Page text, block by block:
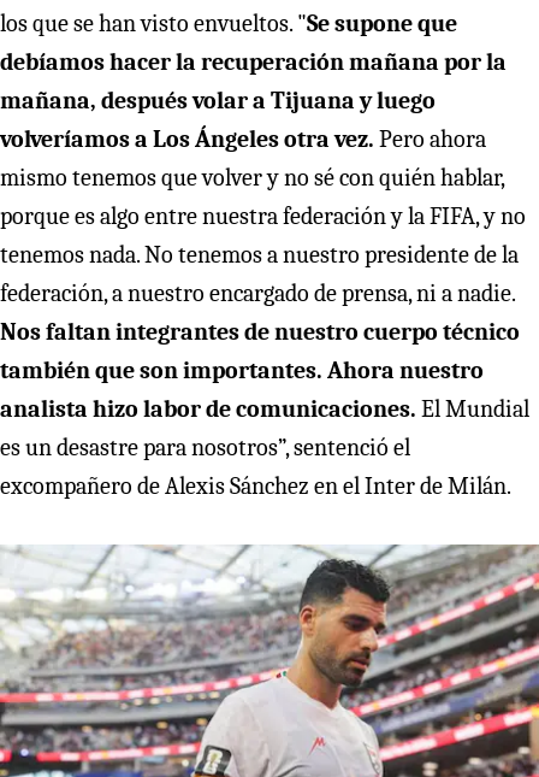
los que se han visto envueltos. "Se supone que
debíamos hacer la recuperación mañana por la
mañana, después volar a Tijuana y luego
volveríamos a Los Ángeles otra vez. Pero ahora
mismo tenemos que volver y no sé con quién hablar,
porque es algo entre nuestra federación y la FIFA, y no
tenemos nada. No tenemos a nuestro presidente de la
federación, a nuestro encargado de prensa, ni a nadie.
Nos faltan integrantes de nuestro cuerpo técnico
también que son importantes. Ahora nuestro
analista hizo labor de comunicaciones. El Mundial
es un desastre para nosotros”, sentenció el
excompañero de Alexis Sánchez en el Inter de Milán.